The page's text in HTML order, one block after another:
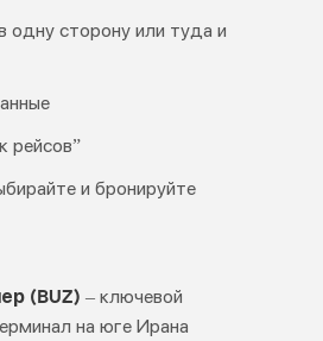
одну сторону или туда и
рейсов”
и бронируйте
(BUZ) – ключевой
на юге Ирана